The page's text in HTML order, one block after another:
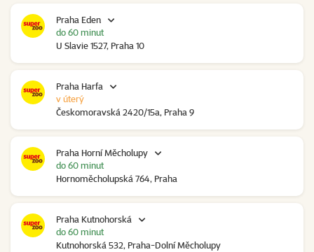
Praha Eden
U Slavie 1527, Praha 10
do 60 minut
Praha Harfa
Českomoravská 2420/15a, Praha 9
v úterý
Praha Horní Měcholupy
Hornoměcholupská 764, Praha
do 60 minut
Praha Kutnohorská
Kutnohorská 532, Praha-Dolní Měcholupy
do 60 minut